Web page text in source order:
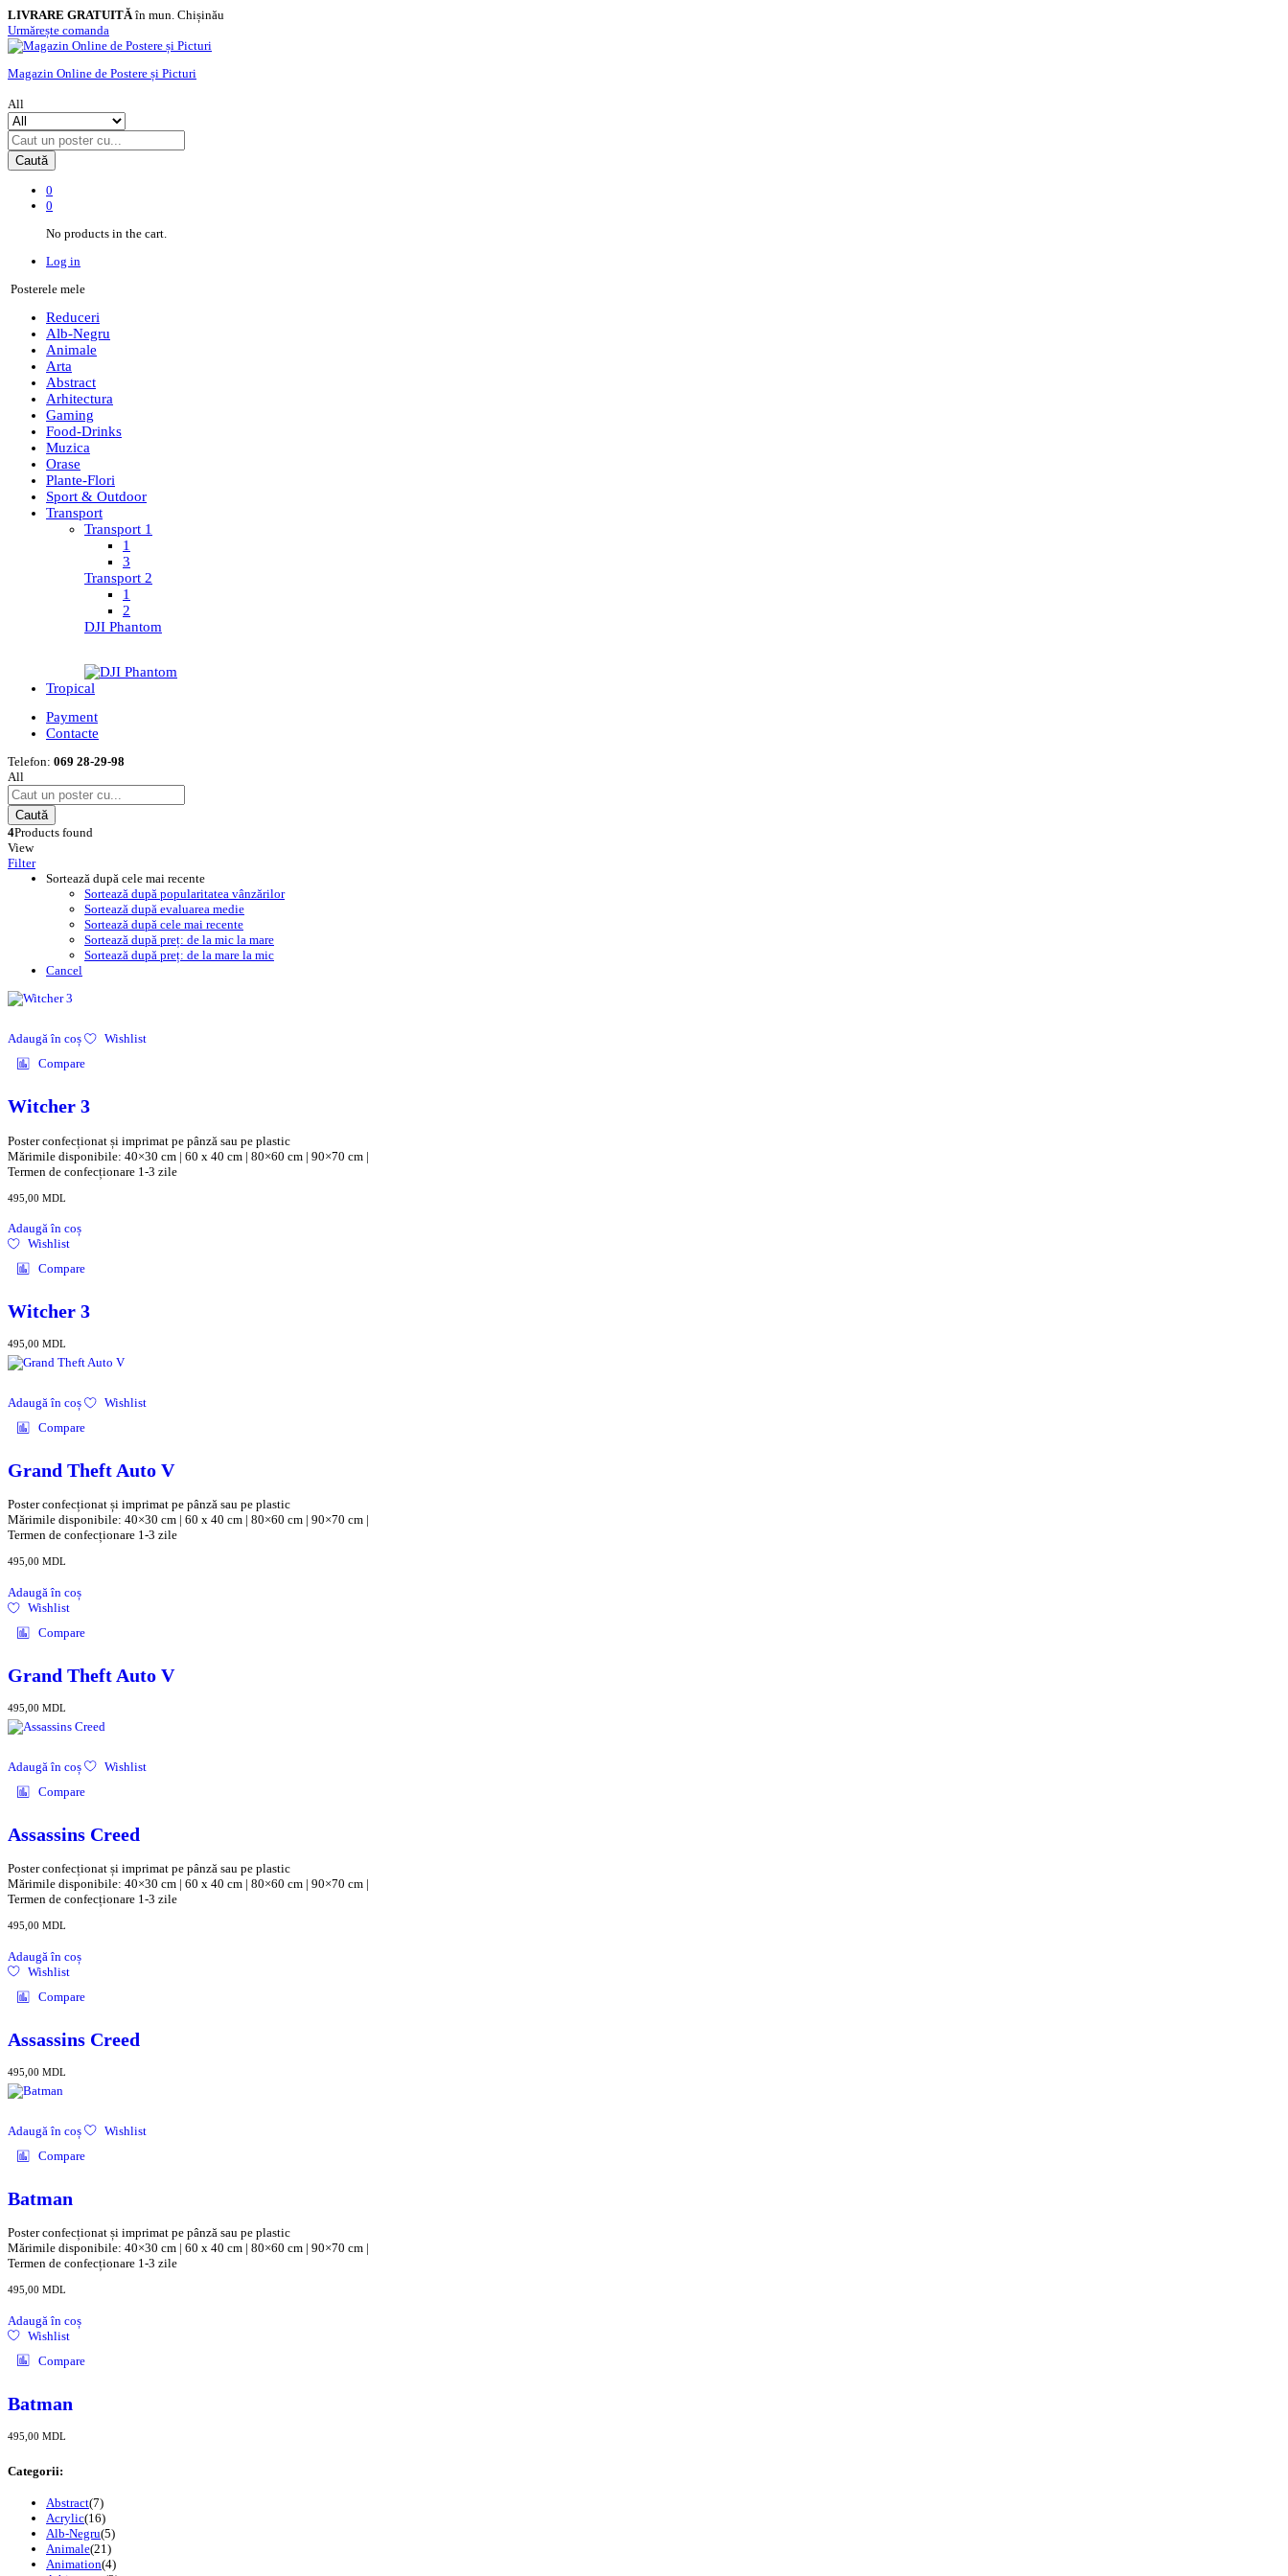
LIVRARE GRATUITĂîn mun. Chișinău
Urmărește comanda
Magazin Online de Postere și Picturi
All
Caută
0
0
No products in the cart.
Log in
Posterele mele
Reduceri
Alb-Negru
Animale
Arta
Abstract
Arhitectura
Gaming
Food-Drinks
Muzica
Orase
Plante-Flori
Sport & Outdoor
Transport
Transport 1
1
3
Transport 2
1
2
DJI Phantom
Tropical
Payment
Contacte
Telefon: 069 28-29-98
All
Caută
4Products found
View
Filter
Sortează după cele mai recente
Sortează după popularitatea vânzărilor
Sortează după evaluarea medie
Sortează după cele mai recente
Sortează după preț: de la mic la mare
Sortează după preț: de la mare la mic
Cancel
Adaugă în coș
Wishlist
Compare
Witcher 3
Poster confecționat și imprimat pe pânză sau pe plastic
Mărimile disponibile: 40×30 cm | 60 x 40 cm | 80×60 cm | 90×70 cm |
Termen de confecționare 1-3 zile
495,00 MDL
Adaugă în coș
Wishlist
Compare
Witcher 3
495,00 MDL
Adaugă în coș
Wishlist
Compare
Grand Theft Auto V
Poster confecționat și imprimat pe pânză sau pe plastic
Mărimile disponibile: 40×30 cm | 60 x 40 cm | 80×60 cm | 90×70 cm |
Termen de confecționare 1-3 zile
495,00 MDL
Adaugă în coș
Wishlist
Compare
Grand Theft Auto V
495,00 MDL
Adaugă în coș
Wishlist
Compare
Assassins Creed
Poster confecționat și imprimat pe pânză sau pe plastic
Mărimile disponibile: 40×30 cm | 60 x 40 cm | 80×60 cm | 90×70 cm |
Termen de confecționare 1-3 zile
495,00 MDL
Adaugă în coș
Wishlist
Compare
Assassins Creed
495,00 MDL
Adaugă în coș
Wishlist
Compare
Batman
Poster confecționat și imprimat pe pânză sau pe plastic
Mărimile disponibile: 40×30 cm | 60 x 40 cm | 80×60 cm | 90×70 cm |
Termen de confecționare 1-3 zile
495,00 MDL
Adaugă în coș
Wishlist
Compare
Batman
495,00 MDL
Categorii:
Abstract(7)
Acrylic(16)
Alb-Negru(5)
Animale(21)
Animation(4)